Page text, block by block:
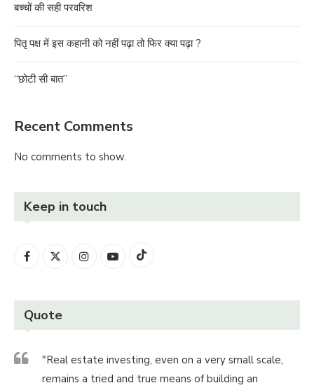
बच्चों की सही परवरिश
पितृ पक्ष में इस कहानी को नहीं पढ़ा तो फिर क्या पढ़ा ?
“छोटी सी बात”
Recent Comments
No comments to show.
Keep in touch
Quote
"Real estate investing, even on a very small scale,
remains a tried and true means of building an